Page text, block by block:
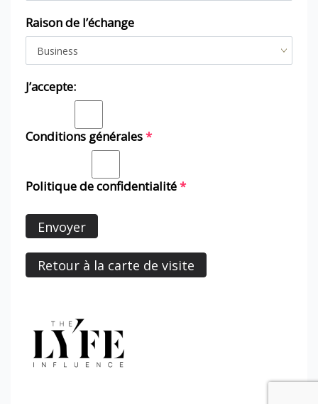
Raison de l’échange
J’accepte:
Conditions générales*
Politique de confidentialité*
Envoyer
Retour à la carte de visite